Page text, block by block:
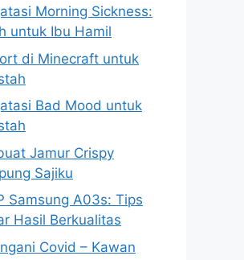
Morning Sickness:
untuk Ibu Hamil
di Minecraft untuk
Bad Mood untuk
Jamur Crispy
Sajiku
Samsung A03s: Tips
Hasil Berkualitas
Covid – Kawan